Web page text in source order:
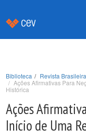
Biblioteca
Revista
Ações Afirmativas Para
Histórica
Ações
Início de Uma